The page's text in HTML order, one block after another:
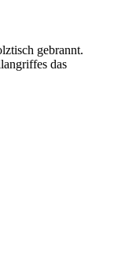
gebrannt.
das